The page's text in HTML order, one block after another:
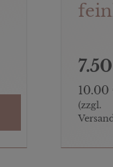
(zzgl.